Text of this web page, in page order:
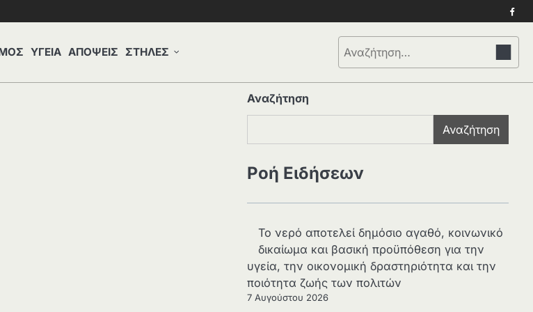
ΥΓΕΙΑ ΑΠΟΨΕΙΣ ΣΤΗΛΕΣ
Αναζήτηση
για:
Αναζήτηση
Αναζήτηση
Ροή Ειδήσεων
Το νερό αποτελεί δημόσιο αγαθό, κοινωνικό
δικαίωμα και βασική προϋπόθεση για την
υγεία, την οικονομική δραστηριότητα και την
ποιότητα ζωής των πολιτών
7 Αυγούστου 2026